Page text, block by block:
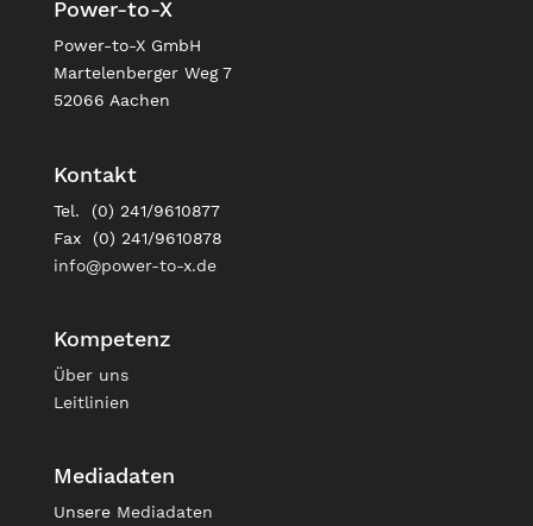
Power-to-X
Power-to-X GmbH
Martelenberger Weg 7
52066 Aachen
Kontakt
Tel. (0) 241/9610877
Fax (0) 241/9610878
info@power-to-x.de
Kompetenz
Über uns
Leitlinien
Mediadaten
Unsere Mediadaten